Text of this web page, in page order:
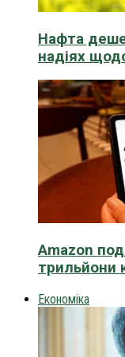
Нафта
надіях
Amazon
трильйони
Економіка